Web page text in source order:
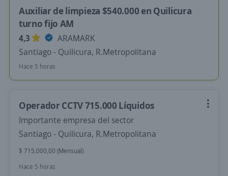
Auxiliar de limpieza $540.000 en Quilicura
turno fijo AM
4,3
ARAMARK
Santiago - Quilicura, R.Metropolitana
Hace 5 horas
Operador CCTV 715.000 Líquidos
Importante empresa del sector
Santiago - Quilicura, R.Metropolitana
$ 715.000,00 (Mensual)
Hace 5 horas